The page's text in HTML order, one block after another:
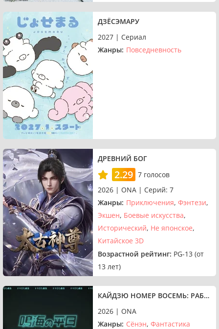
ДЗЁСЭМАРУ
2027 | Сериал
Жанры: Повседневность
ДРЕВНИЙ БОГ
2.29 7 голосов
2026 | ONA | Серий: 7
Жанры: Приключения Фэнтези
Экшен Боевые искусства
Исторический Не японское
Китайское 3D
Возрастной рейтинг: PG-13 (от
13 лет)
КАЙДЗЮ НОМЕР ВОСЕМЬ: РАБОЧИЙ ДЕНЬ НАРУМИ
2026 | ONA
Жанры: Сёнэн Фантастика